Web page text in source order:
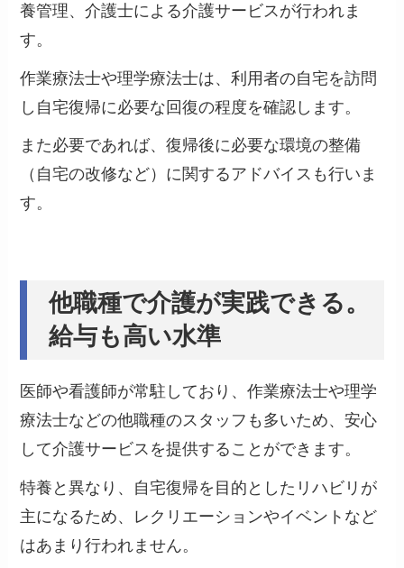
養管理、介護士による介護サービス が行われま
す。
作業療法士や理学療法士は、利用者の自宅を訪問
し自宅復帰に必要な回復の程度を確認します。
また必要であれば、復帰後に必要な環境の整備
（自宅の改修など）に関するアドバイスも行いま
す。
他職種で介護が実践できる。
給与も高い水準
医師や看護師が常駐しており、作業療法士や理学
療法士などの他職種のスタッフも多いため、安心
して介護サービスを提供することができます。
特養と異なり、自宅復帰を目的としたリハビリが
主になるため、 レクリエーションやイベントなど
はあまり行われません。